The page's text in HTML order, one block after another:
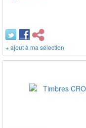
+ ajout à ma sélection